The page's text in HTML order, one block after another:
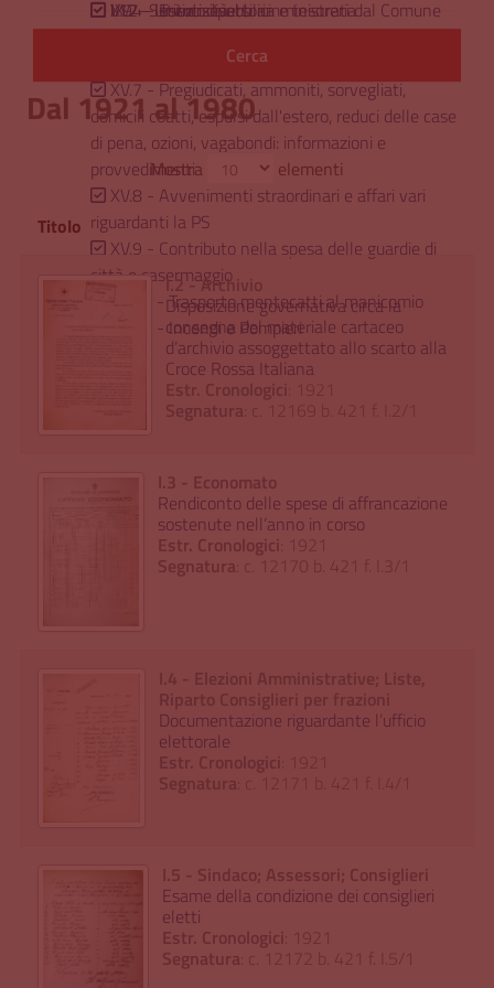
I.12 - Istituti diversi amministrati dal Comune
V.9 - Servizio esattoria e tesoreria
IX.7 - Università
IX.8 - Istituti scientifici; Biblioteche, Gallerie,
XV.4 - Esercizi pubblici
XV.5 - Scioperi e disordini
XV.6 - Mendicità
XV.7 - Pregiudicati, ammoniti, sorvegliati,
domicili coatti, espulsi dall'estero, reduci delle case
di pena, ozioni, vagabondi: informazioni e
provvedimenti
XV.8 - Avvenimenti straordinari e affari vari
riguardanti la PS
XV.9 - Contributo nella spesa delle guardie di
città e casermaggio
XV.10 - Trasporto mentecatti al manicomio
XV.11 - Incendi e Pompieri
Dal 1921 al 1980
Mostra elementi
Titolo
I.2 - Archivio
Disposizione governativa circa la
consegna del materiale cartaceo
d’archivio assoggettato allo scarto alla
Croce Rossa Italiana
Estr. Cronologici: 1921
Segnatura: c. 12169 b. 421 f. I.2/1
I.3 - Economato
Rendiconto delle spese di affrancazione
sostenute nell’anno in corso
Estr. Cronologici: 1921
Segnatura: c. 12170 b. 421 f. I.3/1
I.4 - Elezioni Amministrative; Liste,
Riparto Consiglieri per frazioni
Documentazione riguardante l’ufficio
elettorale
Estr. Cronologici: 1921
Segnatura: c. 12171 b. 421 f. I.4/1
I.5 - Sindaco; Assessori; Consiglieri
Esame della condizione dei consiglieri
eletti
Estr. Cronologici: 1921
Segnatura: c. 12172 b. 421 f. I.5/1